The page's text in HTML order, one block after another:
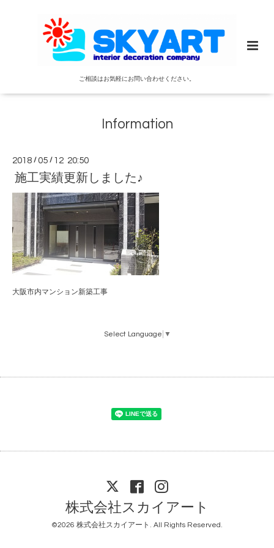
ご相談はお気軽にお問い合わせください。
Information
2018 /05 / 12 20:50
施工実績更新しました♪
大阪市内マンション新築工事
Select Language ▼
株式会社スカイアート
©2026 株式会社スカイアート . All Rights Reserved.